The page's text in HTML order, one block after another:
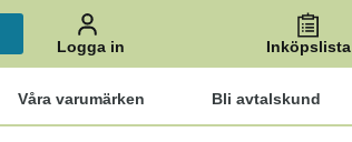
Logga in Inköpslista
Våra varumärken Bli avtalskund